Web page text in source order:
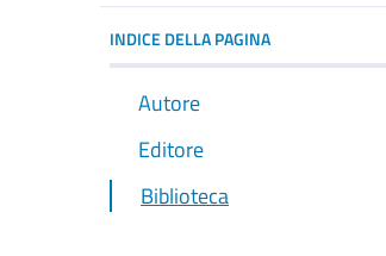
INDICE DELLA PAGINA
Autore
Editore
Biblioteca